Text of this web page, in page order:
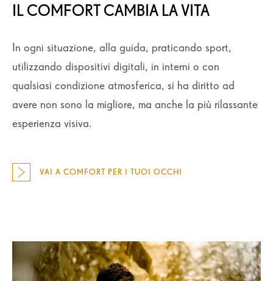
IL COMFORT CAMBIA LA VITA
In ogni situazione, alla guida, praticando sport,
utilizzando dispositivi digitali, in interni o con
qualsiasi condizione atmosferica, si ha diritto ad
avere non sono la migliore, ma anche la più rilassante
esperienza visiva.
VAI A COMFORT PER I TUOI OCCHI